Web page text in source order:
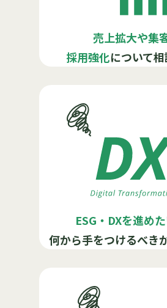
売上拡大や集客
採用強化について
ESG・DXを進め
何から手をつけるべき